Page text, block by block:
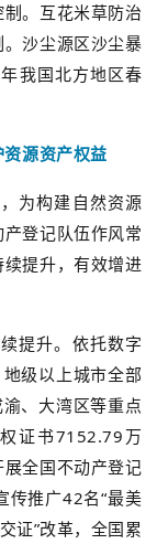
。互花米草防治
沙尘源区沙尘暴
我国北方地区春
源资产权益
为构建自然资源
登记队伍作风常
提升，有效增进
提升。依托数字
级以上城市全部
、大湾区等重点
证书7152.79万
全国不动产登记
传推广42名“最美
证”改革，全国累